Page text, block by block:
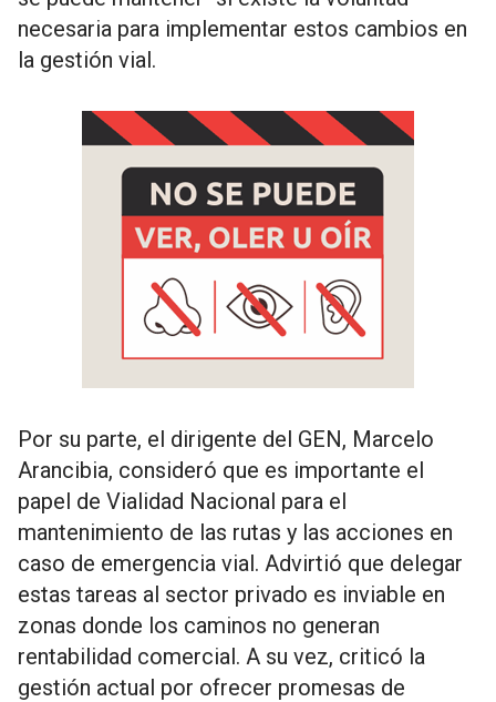
necesaria para implementar estos cambios en
la gestión vial.
Por su parte, el dirigente del GEN, Marcelo
Arancibia, consideró que es importante el
papel de Vialidad Nacional para el
mantenimiento de las rutas y las acciones en
caso de emergencia vial. Advirtió que delegar
estas tareas al sector privado es inviable en
zonas donde los caminos no generan
rentabilidad comercial. A su vez, criticó la
gestión actual por ofrecer promesas de